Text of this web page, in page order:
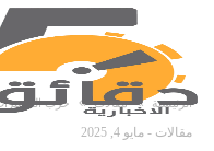
‫الرئيسية‬ مقالات حرب
مقالات - مايو 4, 2025